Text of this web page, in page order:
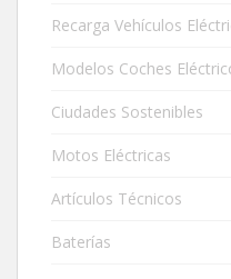
Recarga Vehículos
Modelos Coches
Ciudades Sostenibles
Motos Eléctricas
Artículos Técnicos
Baterías